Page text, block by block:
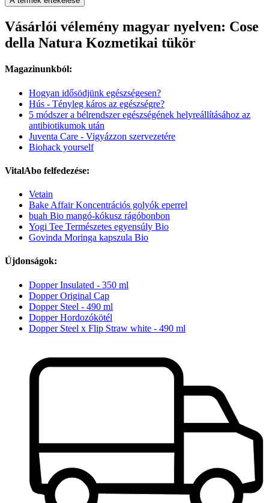
Vásárlói vélemény magyar nyelven: Cose
della Natura Kozmetikai tükör
Magazinunkból:
Hogyan idősödjünk egészségesen?
Hús - Tényleg káros az egészségre?
5 módszer a bélrendszer egészségének helyreállításához az
antibiotikumok után
Juventa Care - Vigyázzon szervezetére
Biohack yourself
VitalAbo felfedezése:
Vetain
Bake Affair Koncentrációs golyók eperrel
buah Bio mangó-kókusz rágóbonbon
Yogi Tee Természetes egyensúly Bio
Govinda Moringa kapszula Bio
Újdonságok:
Dopper Insulated - 350 ml
Dopper Original Cap
Dopper Steel - 490 ml
Dopper Hordozókötél
Dopper Steel x Flip Straw white - 490 ml